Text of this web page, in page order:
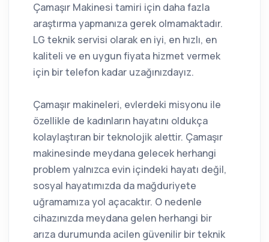
Çamaşır Makinesi tamiri için daha fazla
araştırma yapmanıza gerek olmamaktadır.
LG teknik servisi olarak en iyi, en hızlı, en
kaliteli ve en uygun fiyata hizmet vermek
için bir telefon kadar uzağınızdayız.
Çamaşır makineleri, evlerdeki misyonu ile
özellikle de kadınların hayatını oldukça
kolaylaştıran bir teknolojik alettir. Çamaşır
makinesinde meydana gelecek herhangi
problem yalnızca evin içindeki hayatı değil,
sosyal hayatımızda da mağduriyete
uğramamıza yol açacaktır. O nedenle
cihazınızda meydana gelen herhangi bir
arıza durumunda acilen güvenilir bir teknik